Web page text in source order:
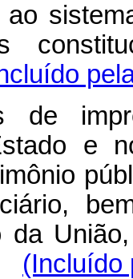
ao
e
da
(Incluído